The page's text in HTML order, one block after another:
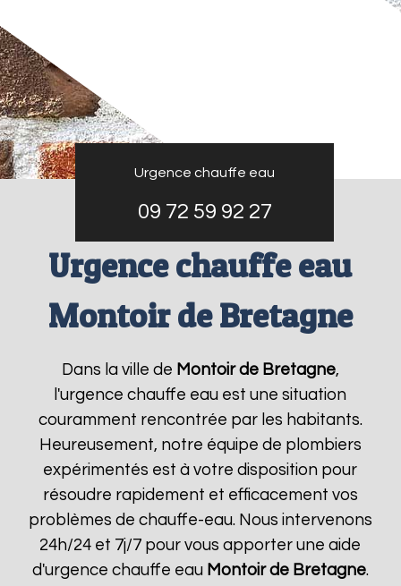
Urgence chauffe eau
09 72 59 92 27
Urgence chauffe eau
Montoir de Bretagne
Dans la ville de Montoir de Bretagne,
l'urgence chauffe eau est une situation
couramment rencontrée par les habitants.
Heureusement, notre équipe de plombiers
expérimentés est à votre disposition pour
résoudre rapidement et efficacement vos
problèmes de chauffe-eau. Nous intervenons
24h/24 et 7j/7 pour vous apporter une aide
d'urgence chauffe eau Montoir de Bretagne.